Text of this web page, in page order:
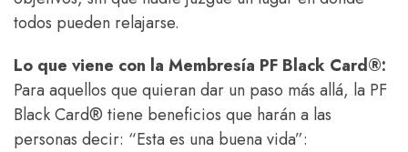
todos pueden relajarse.
Lo que viene con la Membresía PF Black Card®:
Para aquellos que quieran dar un paso más allá, la PF
Black Card® tiene beneficios que harán a las
personas decir: “Esta es una buena vida”: